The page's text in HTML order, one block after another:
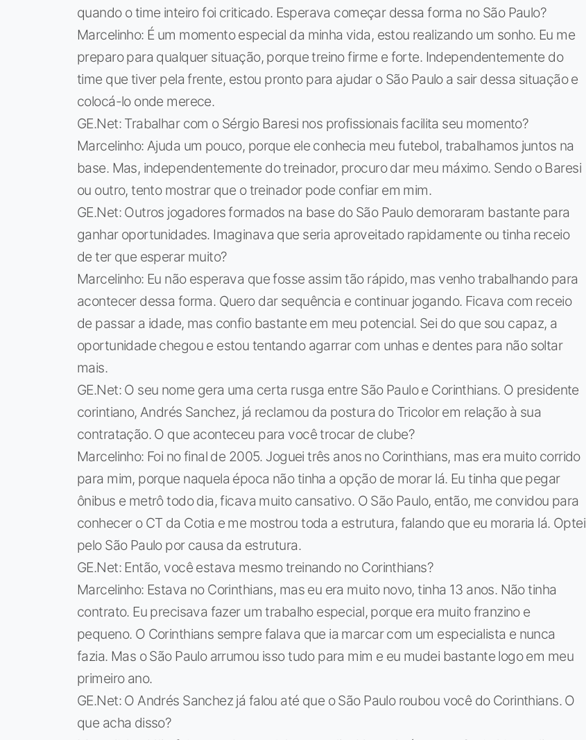
quando o time inteiro foi criticado. Esperava começar dessa forma no São Paulo?
Marcelinho: É um momento especial da minha vida, estou realizando um sonho. Eu me
preparo para qualquer situação, porque treino firme e forte. Independentemente do
time que tiver pela frente, estou pronto para ajudar o São Paulo a sair dessa situação e
colocá-lo onde merece.
GE.Net: Trabalhar com o Sérgio Baresi nos profissionais facilita seu momento?
Marcelinho: Ajuda um pouco, porque ele conhecia meu futebol, trabalhamos juntos na
base. Mas, independentemente do treinador, procuro dar meu máximo. Sendo o Baresi
ou outro, tento mostrar que o treinador pode confiar em mim.
GE.Net: Outros jogadores formados na base do São Paulo demoraram bastante para
ganhar oportunidades. Imaginava que seria aproveitado rapidamente ou tinha receio
de ter que esperar muito?
Marcelinho: Eu não esperava que fosse assim tão rápido, mas venho trabalhando para
acontecer dessa forma. Quero dar sequência e continuar jogando. Ficava com receio
de passar a idade, mas confio bastante em meu potencial. Sei do que sou capaz, a
oportunidade chegou e estou tentando agarrar com unhas e dentes para não soltar
mais.
GE.Net: O seu nome gera uma certa rusga entre São Paulo e Corinthians. O presidente
corintiano, Andrés Sanchez, já reclamou da postura do Tricolor em relação à sua
contratação. O que aconteceu para você trocar de clube?
Marcelinho: Foi no final de 2005. Joguei três anos no Corinthians, mas era muito corrido
para mim, porque naquela época não tinha a opção de morar lá. Eu tinha que pegar
ônibus e metrô todo dia, ficava muito cansativo. O São Paulo, então, me convidou para
conhecer o CT da Cotia e me mostrou toda a estrutura, falando que eu moraria lá. Optei
pelo São Paulo por causa da estrutura.
GE.Net: Então, você estava mesmo treinando no Corinthians?
Marcelinho: Estava no Corinthians, mas eu era muito novo, tinha 13 anos. Não tinha
contrato. Eu precisava fazer um trabalho especial, porque era muito franzino e
pequeno. O Corinthians sempre falava que ia marcar com um especialista e nunca
fazia. Mas o São Paulo arrumou isso tudo para mim e eu mudei bastante logo em meu
primeiro ano.
GE.Net: O Andrés Sanchez já falou até que o São Paulo roubou você do Corinthians. O
que acha disso?